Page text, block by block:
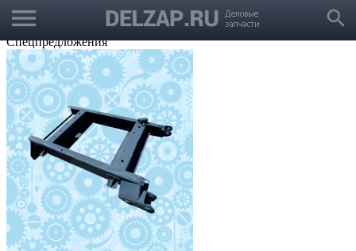
menu search
Выбрать город
Корзина
Заказать звонок
Спецпредложения